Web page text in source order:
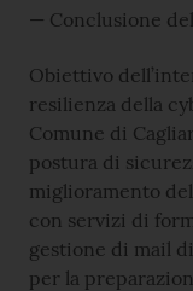
Conclusione
Obiettivo
resilienza della
Comune di
postura di
miglioramento
con servizi di
gestione di mail
per la